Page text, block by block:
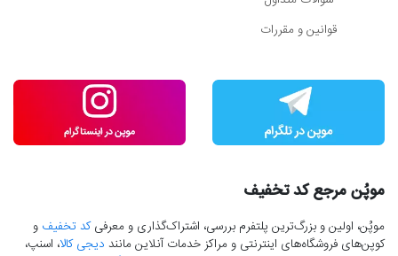
قوانین و مقررات
موپُن مرجع کد تخفیف
موپُن، اولین و بزرگ‌ترین پلتفرم بررسی، اشتراک‌گذاری و معرفیکد تخفیف و
کوپن‌های فروشگاه‌های اینترنتی و مراکز خدمات آنلاین مانند دیجی کالا، اسنپ،